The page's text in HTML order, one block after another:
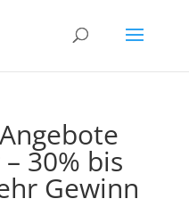
30% bis
Gewinn